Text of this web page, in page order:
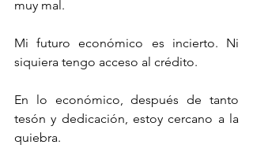
muy mal.
Mi futuro económico es incierto. Ni
siquiera tengo acceso al crédito.
En lo económico, después de tanto
tesón y dedicación, estoy cercano a la
quiebra.